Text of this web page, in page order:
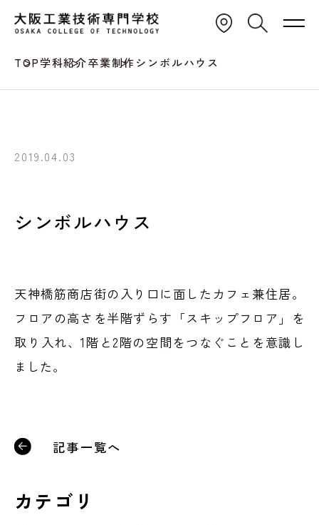
TOP学科紹介卒業制作シンボルハウス
2019.04.03
シンボルハウス
天神橋筋商店街の入り口に面したカフェ兼住居。
フロアの高さを半階ずらす「スキップフロア」を
取り入れ、1階と2階の空間をつなぐことを意識し
ました。
記事一覧へ
カテゴリ